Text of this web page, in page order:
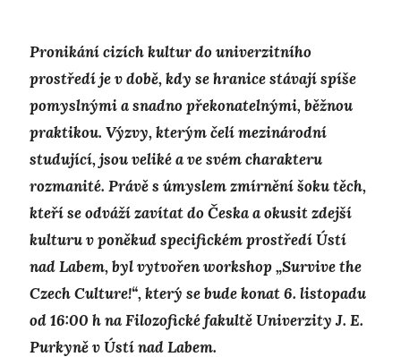
Pronikání cizích kultur do univerzitního
prostředí je v době, kdy se hranice stávají spíše
pomyslnými a snadno překonatelnými, běžnou
praktikou. Výzvy, kterým čelí mezinárodní
studující, jsou veliké a ve svém charakteru
rozmanité. Právě s úmyslem zmírnění šoku těch,
kteří se odváží zavítat do Česka a okusit zdejší
kulturu v poněkud specifickém prostředí Ústí
nad Labem, byl vytvořen workshop „Survive the
Czech Culture!“, který se bude konat 6. listopadu
od 16:00 h na Filozofické fakultě Univerzity J. E.
Purkyně v Ústí nad Labem.